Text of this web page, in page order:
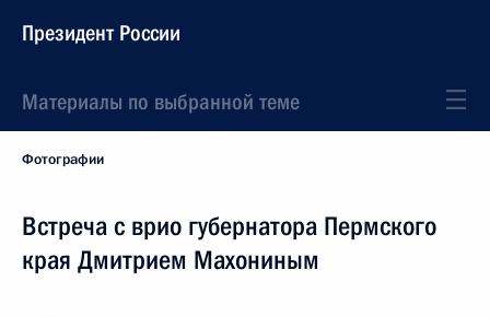
Президент России
Материалы по выбранной теме
Фотографии
Встреча с врио губернатора Пермского
края Дмитрием Махониным